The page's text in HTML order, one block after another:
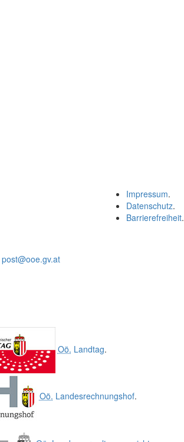
Impressum.
Datenschutz.
Barrierefreiheit.
post@ooe.gv.at
Oö. Landtag.
Oö. Landesrechnungshof.